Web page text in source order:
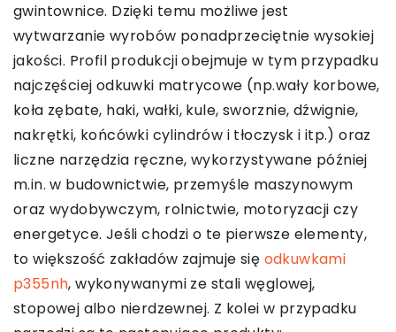
gwintownice. Dzięki temu możliwe jest
wytwarzanie wyrobów ponadprzeciętnie wysokiej
jakości. Profil produkcji obejmuje w tym przypadku
najczęściej odkuwki matrycowe (np.wały korbowe,
koła zębate, haki, wałki, kule, sworznie, dźwignie,
nakrętki, końcówki cylindrów i tłoczysk i itp.) oraz
liczne narzędzia ręczne, wykorzystywane później
m.in. w budownictwie, przemyśle maszynowym
oraz wydobywczym, rolnictwie, motoryzacji czy
energetyce. Jeśli chodzi o te pierwsze elementy,
to większość zakładów zajmuje się odkuwkami
p355nh, wykonywanymi ze stali węglowej,
stopowej albo nierdzewnej. Z kolei w przypadku